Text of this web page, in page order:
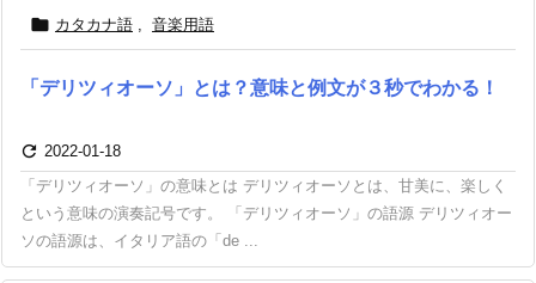
 カタカナ語 , 音楽用語
「デリツィオーソ」とは？意味と例文が３秒でわかる！
 2022-01-18
「デリツィオーソ」の意味とは デリツィオーソとは、甘美に、楽しく
という意味の演奏記号です。 「デリツィオーソ」の語源 デリツィオー
ソの語源は、イタリア語の「de ...